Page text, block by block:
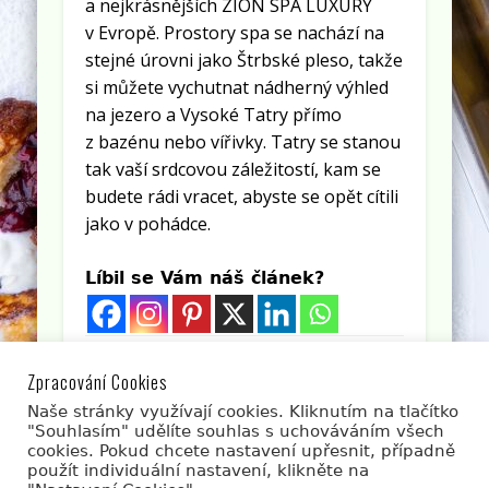
a nejkrásnějších ZION SPA LUXURY
v Evropě. Prostory spa se nachází na
stejné úrovni jako Štrbské pleso, takže
si můžete vychutnat nádherný výhled
na jezero a Vysoké Tatry přímo
z bazénu nebo vířivky. Tatry se stanou
tak vaší srdcovou záležitostí, kam se
budete rádi vracet, abyste se opět cítili
jako v pohádce.
Líbil se Vám náš článek?
Líbí se Vám článek? Sdílejte jej s přáteli.
Zpracování Cookies
Naše stránky využívají cookies. Kliknutím na tlačítko
"Souhlasím" udělíte souhlas s uchováváním všech
cookies. Pokud chcete nastavení upřesnit, případně
použít individuální nastavení, klikněte na